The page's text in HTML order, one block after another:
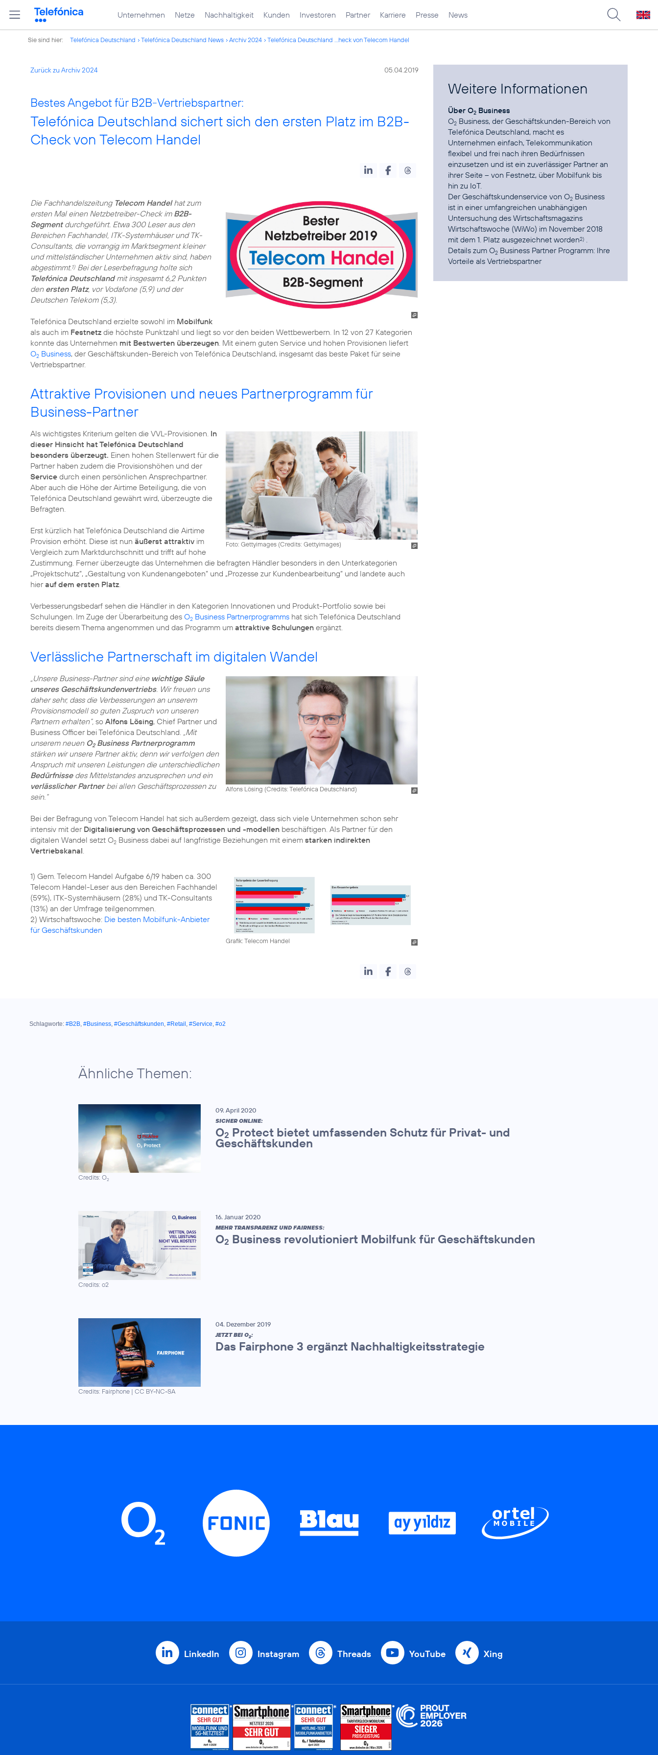
Unternehmen Netze Nachhaltigkeit Kunden Investoren Partner Karriere Presse News
Sie sind hier: Telefónica Deutschland Telefónica Deutschland News Archiv 2024 Telefónica Deutschland ...heck von Telecom Handel
Zurück zu Archiv 2024 05.04.2019
Bestes Angebot für B2B-Vertriebspartner:
Telefónica Deutschland sichert sich den ersten Platz im B2B-
Check von Telecom Handel
Die Fachhandelszeitung Telecom Handelhat zum
ersten Mal einen Netzbetreiber-Check im B2B-
Segmentdurchgeführt. Etwa 300 Leser aus den
Bereichen Fachhandel, ITK-Systemhäuser und TK-
Consultants, die vorrangig im Marktsegment kleiner
und mittelständischer Unternehmen aktiv sind, haben
abgestimmt.1) Bei der Leserbefragung holte sich
Telefónica Deutschlandmit insgesamt 6,2 Punkten
den ersten Platz, vor Vodafone (5,9) und der
Deutschen Telekom (5,3).
Telefónica Deutschland erzielte sowohl im Mobilfunk
als auch im Festnetz die höchste Punktzahl und liegt so vor den beiden Wettbewerbern. In 12 von 27 Kategorien
konnte das Unternehmen mit Bestwerten überzeugen. Mit einem guten Service und hohen Provisionen liefert
O2 Business, der Geschäftskunden-Bereich von Telefónica Deutschland, insgesamt das beste Paket für seine
Vertriebspartner.
Attraktive Provisionen und neues Partnerprogramm für
Business-Partner
Foto: Gettyimages (Credits: Gettyimages)
Als wichtigstes Kriterium gelten die VVL-Provisionen. In
dieser Hinsicht hat Telefónica Deutschland
besonders überzeugt. Einen hohen Stellenwert für die
Partner haben zudem die Provisionshöhen und der
Service durch einen persönlichen Ansprechpartner.
Aber auch die Höhe der Airtime Beteiligung, die von
Telefónica Deutschland gewährt wird, überzeugte die
Befragten.
Erst kürzlich hat Telefónica Deutschland die Airtime
Provision erhöht. Diese ist nun äußerst attraktiv im
Vergleich zum Marktdurchschnitt und trifft auf hohe
Zustimmung. Ferner überzeugte das Unternehmen die befragten Händler besonders in den Unterkategorien
„Projektschutz“, „Gestaltung von Kundenangeboten“ und „Prozesse zur Kundenbearbeitung“ und landete auch
hierauf dem ersten Platz.
Verbesserungsbedarf sehen die Händler in den Kategorien Innovationen und Produkt-Portfolio sowie bei
Schulungen. Im Zuge der Überarbeitung des O2 Business Partnerprogramms hat sich Telefónica Deutschland
bereits diesem Thema angenommen und das Programm um attraktive Schulungen ergänzt.
Verlässliche Partnerschaft im digitalen Wandel
Alfons Lösing (Credits: Telefónica Deutschland)
„Unsere Business-Partner sind eine wichtige Säule
unseres Geschäftskundenvertriebs. Wir freuen uns
daher sehr, dass die Verbesserungen an unserem
Provisionsmodell so guten Zuspruch von unseren
Partnern erhalten“, so Alfons Lösing, Chief Partner und
Business Officer bei Telefónica Deutschland. „Mit
unserem neuen O2Business Partnerprogramm
stärken wir unsere Partner aktiv, denn wir verfolgen den
Anspruch mit unseren Leistungen die unterschiedlichen
Bedürfnissedes Mittelstandes anzusprechen und ein
verlässlicher Partnerbei allen Geschäftsprozessen zu
sein.“
Bei der Befragung von Telecom Handel hat sich außerdem gezeigt, dass sich viele Unternehmen schon sehr
intensiv mit der Digitalisierung von Geschäftsprozessen und -modellen beschäftigen. Als Partner für den
digitalen Wandel setzt O2 Business dabei auf langfristige Beziehungen mit einem starken indirekten
Vertriebskanal.
Grafik: Telecom Handel
1) Gem. Telecom Handel Aufgabe 6/19 haben ca. 300
Telecom Handel-Leser aus den Bereichen Fachhandel
(59%), ITK-Systemhäusern (28%) und TK-Consultants
(13%) an der Umfrage teilgenommen.
2) Wirtschaftswoche: Die besten Mobilfunk-Anbieter
für Geschäftskunden
Weitere Informationen
Über O2 Business
O2 Business, der Geschäftskunden-Bereich von
Telefónica Deutschland, macht es
Unternehmen einfach, Telekommunikation
flexibel und frei nach ihren Bedürfnissen
einzusetzen und ist ein zuverlässiger Partner an
ihrer Seite – von Festnetz, über Mobilfunk bis
hin zu IoT.
Der Geschäftskundenservice von O2 Business
ist in einer umfangreichen unabhängigen
Untersuchung des Wirtschaftsmagazins
Wirtschaftswoche (WiWo) im November 2018
mit dem 1. Platz ausgezeichnet worden2) .
Details zum O2 Business Partner Programm: Ihre
Vorteile als Vertriebspartner
Schlagworte: #B2B #Business #Geschäftskunden #Retail #Service #o2
Ähnliche Themen:
Credits: O2
09. April 2020
SICHER ONLINE:
O2 Protect bietet umfassenden Schutz für Privat- und
Geschäftskunden
Credits: o2
16. Januar 2020
MEHR TRANSPARENZ UND FAIRNESS:
O2 Business revolutioniert Mobilfunk für Geschäftskunden
Credits: Fairphone | CC BY-NC-SA
04. Dezember 2019
JETZT BEI O2:
Das Fairphone 3 ergänzt Nachhaltigkeitsstrategie
LinkedIn Instagram Threads YouTube Xing